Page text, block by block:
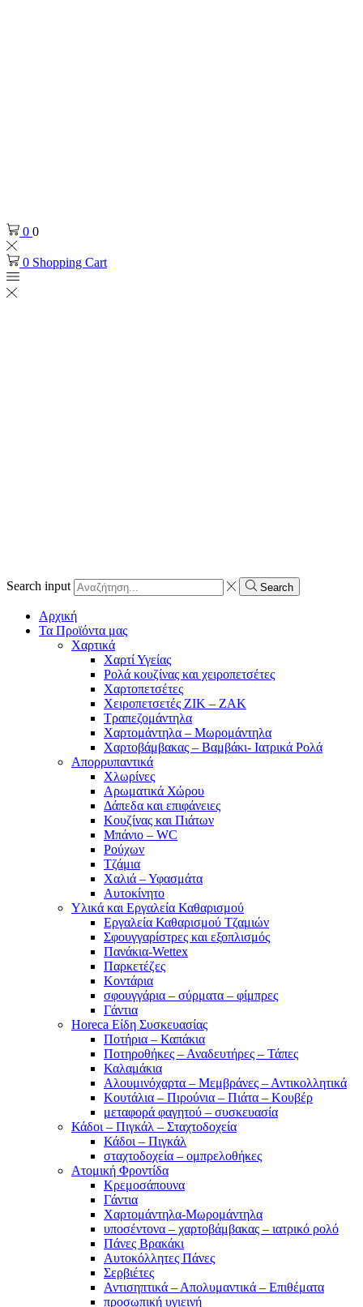
0 0
0 Shopping Cart
Search input Search
Αρχική
Τα Προϊόντα μας
Χαρτικά
Χαρτί Υγείας
Ρολά κουζίνας και χειροπετσέτες
Χαρτοπετσέτες
Χειροπετσετές ΖΙΚ – ΖΑΚ
Τραπεζομάντηλα
Χαρτομάντηλα – Μωρομάντηλα
Χαρτοβάμβακας – Βαμβάκι- Ιατρικά Ρολά
Απορρυπαντικά
Χλωρίνες
Αρωματικά Χώρου
Δάπεδα και επιφάνειες
Κουζίνας και Πιάτων
Μπάνιο – WC
Ρούχων
Τζάμια
Χαλιά – Υφασμάτα
Αυτοκίνητο
Υλικά και Εργαλεία Καθαρισμού
Εργαλεία Καθαρισμού Τζαμιών
Σφουγγαρίστρες και εξοπλισμός
Πανάκια-Wettex
Παρκετέζες
Κοντάρια
σφουγγάρια – σύρματα – φίμπρες
Γάντια
Horeca Είδη Συσκευασίας
Ποτήρια – Καπάκια
Ποτηροθήκες – Αναδευτήρες – Τάπες
Καλαμάκια
Αλουμινόχαρτα – Μεμβράνες – Αντικολλητικά
Κουτάλια – Πιρούνια – Πιάτα – Κουβέρ
μεταφορά φαγητού – συσκευασία
Κάδοι – Πιγκάλ – Σταχτοδοχεία
Κάδοι – Πιγκάλ
σταχτοδοχεία – ομπρελοθήκες
Ατομική Φροντίδα
Κρεμοσάπουνα
Γάντια
Χαρτομάντηλα-Μωρομάντηλα
υποσέντονα – χαρτοβάμβακας – ιατρικό ρολό
Πάνες Βρακάκι
Αυτοκόλλητες Πάνες
Σερβιέτες
Αντισηπτικά – Απολυμαντικά – Επιθέματα
προσωπική υγιεινή